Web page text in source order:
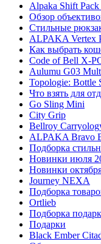
Alpaka Shift
Обзор
Стильные
ALPAKA Vertex
Как выбрать
Code of Bell X-
Aulumu G03
Topologie: Bottle
Что взять для
Go Sling Mini
City Grip
Bellroy
ALPAKA Bravo
Подборка
Новинки июля
Новинки
Journey NEXA
Подборка
Ortlieb
Подборка
Подарки
Black Ember